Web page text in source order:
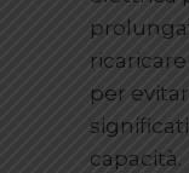
per
capacità.